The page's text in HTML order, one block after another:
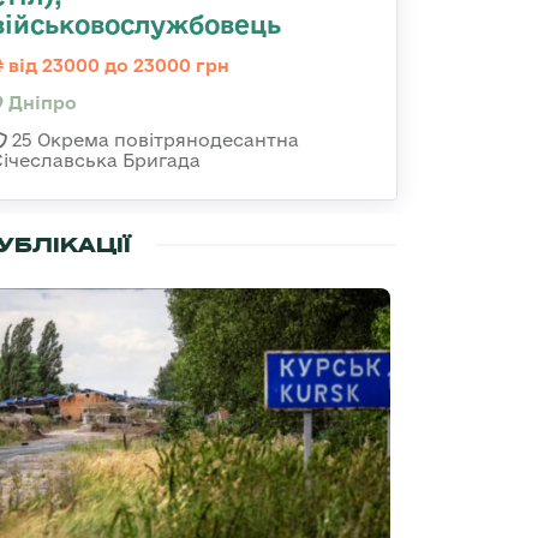
від 23000 до 23000 грн
Дніпро
25 Окрема повітрянодесантна
Бригада